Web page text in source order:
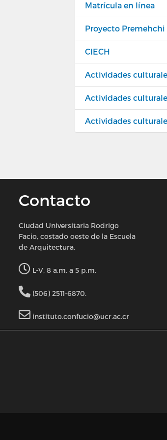
Matrícula en línea
Proyecto Premehchi
CIECH
Actividades
Actividades
Actividades
Contacto
Ciudad Universitaria Rodrigo
Facio, costado oeste de la Escuela
de Arquitectura.
L-V, 8 a.m. a 5 p.m.
(506) 2511-6870.
instituto.confucio@ucr.ac.cr